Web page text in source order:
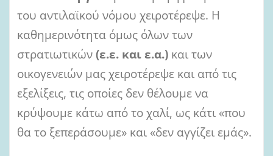
του αντιλαϊκού νόμου χειροτέρεψε. Η
καθημερινότητα όμως όλων των
στρατιωτικών(ε.ε. και ε.α.) και των
οικογενειών μας χειροτέρεψε και από τις
εξελίξεις, τις οποίες δεν θέλουμε να
κρύψουμε κάτω από το χαλί, ως κάτι «που
θα το ξεπεράσουμε» και «δεν αγγίζει εμάς».